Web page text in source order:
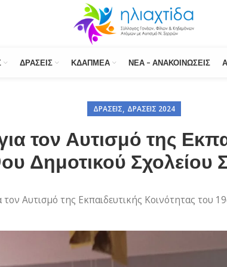
ΔΡΆΣΕΙΣ ΚΔΑΠΜΕΑ ΝΈΑ – ΑΝΑΚΟΙΝΏΣΕΙΣ
ΔΡΆΣΕΙΣ, ΔΡΆΣΕΙΣ 2024
τον Αυτισμό της
Δημοτικού Σχολείου
Αυτισμό της Εκπαιδευτικής Κοινότητας του